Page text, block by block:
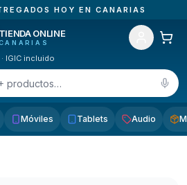
HOY EN CANARIAS
ONLINE
IGIC incluido
productos…
Móviles Tablets Audio